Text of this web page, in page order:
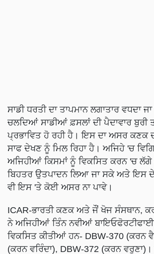
ਸਾਡੀ ਧਰਤੀ ਦਾ ਤਾਪਮਾਨ ਲਗਾਤਾਰ ਵਧਦਾ
ਚਲਦਿਆਂ ਸਾਡੀਆਂ ਫ਼ਸਲਾਂ ਦੀ ਪੈਦਾਵਾਰ ਬੁਰੀ
ਪ੍ਰਭਾਵਿਤ ਹੋ ਰਹੀ ਹੈ। ਇਸ ਦਾ ਅਸਰ ਕਣਕ
ਸਾਫ ਦੇਖਣ ਨੂੰ ਮਿਲ ਰਿਹਾ ਹੈ। ਅਜਿਹੇ 'ਚ
ਅਜਿਹੀਆਂ ਕਿਸਮਾਂ ਨੂੰ ਵਿਕਸਿਤ ਕਰਨ 'ਚ
ਬਿਹਤਰ ਉਤਪਾਦਨ ਲਿਆ ਜਾ ਸਕੇ ਅਤੇ ਇਸ ਦੇ
ਵੀ ਇਸ 'ਤੇ ਕੋਈ ਅਸਰ ਨਾ ਪਾਵੇ।
ICAR-ਭਾਰਤੀ ਕਣਕ ਅਤੇ ਜੌਂ ਖੋਜ ਸੰਸਥਾਨ,
ਨੇ ਅਜਿਹੀਆਂ ਤਿੰਨ ਨਵੀਆਂ
ਵਿਕਸਿਤ ਕੀਤੀਆਂ ਹਨ- DBW-370 (ਕਰਨ
(ਕਰਨ ਵਰਿੰਦਾ), DBW-372 (ਕਰਨ